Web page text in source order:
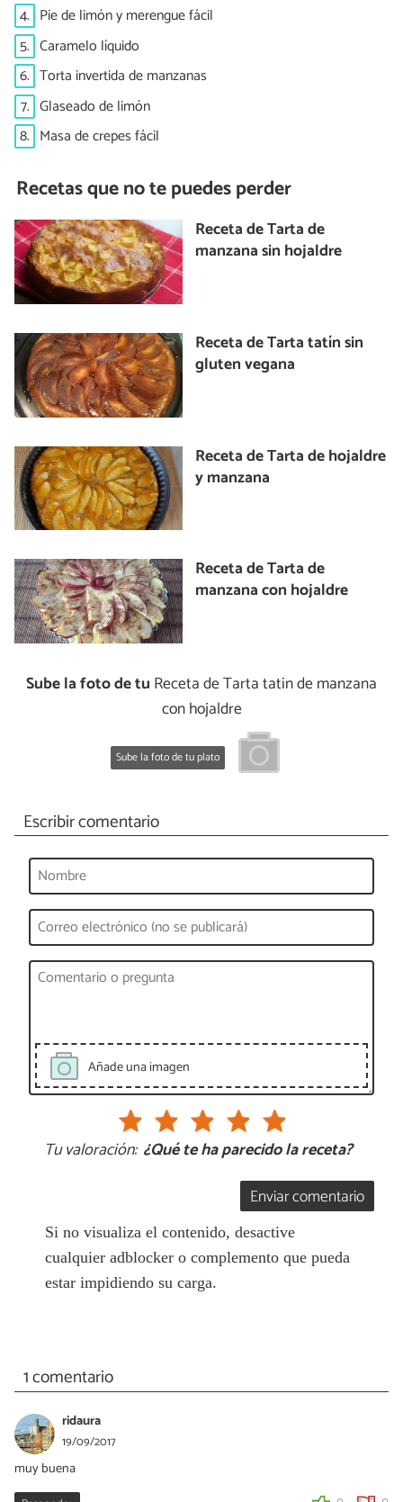
4. Pie de limón y merengue fácil
5. Caramelo líquido
6. Torta invertida de manzanas
7. Glaseado de limón
8. Masa de crepes fácil
Recetas que no te puedes perder
Receta de Tarta de
manzana sin hojaldre
Receta de Tarta tatín sin
gluten vegana
Receta de Tarta de hojaldre
y manzana
Receta de Tarta de
manzana con hojaldre
Sube la foto de tu Receta de Tarta tatin de manzana
con hojaldre
Sube la foto de tu plato
Escribir comentario
Añade una imagen
Tu valoración: ¿Qué te ha parecido la receta?
Enviar comentario
Si no visualiza el contenido, desactive
cualquier adblocker o complemento que pueda
estar impidiendo su carga.
1 comentario
ridaura
19/09/2017
muy buena